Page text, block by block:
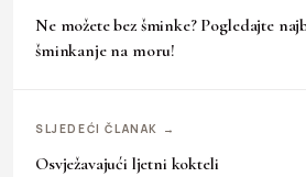
Ne možete bez šminke? Pogledajte
šminkanje na moru!
SLJEDEĆI ČLANAK →
Osvježavajući ljetni kokteli